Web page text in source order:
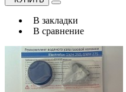
В закладки
В сравнение